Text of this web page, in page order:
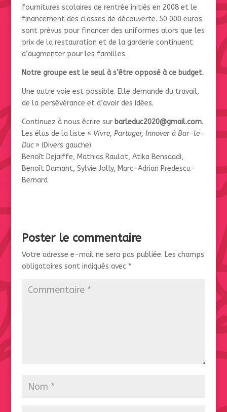
fournitures scolaires de rentrée initiés en 2008 et le
financement des classes de découverte. 50 000 euros
sont prévus pour financer des uniformes alors que les
prix de la restauration et de la garderie continuent
d’augmenter pour les familles.
Notre groupe est le seul à s’être opposé à ce budget.
Une autre voie est possible. Elle demande du travail,
de la persévérance et d’avoir des idées.
Continuez à nous écrire sur barleduc2020@gmail.com.
Les élus de la liste « Vivre, Partager, Innover à Bar-le-
Duc» (Divers gauche)
Benoît Dejaiffe, Mathias Raulot, Atika Bensaadi,
Benoît Damant, Sylvie Jolly, Marc-Adrian Predescu-
Bernard
Poster le commentaire
Votre adresse e-mail ne sera pas publiée. Les champs
obligatoires sont indiqués avec *